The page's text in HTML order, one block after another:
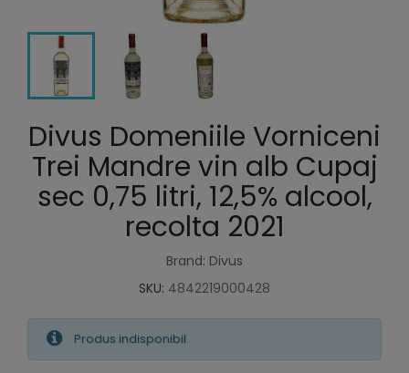
Divus Domeniile Vorniceni
Trei Mandre vin alb Cupaj
sec 0,75 litri, 12,5% alcool,
recolta 2021
Brand: Divus
SKU: 4842219000428
Produs indisponibil